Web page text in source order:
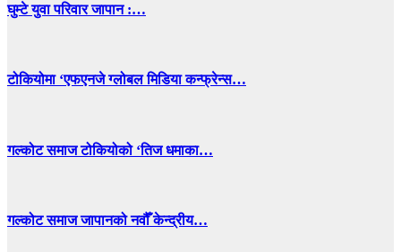
घुम्टे युवा परिवार जापान :…
टोकियोमा ‘एफएनजे ग्लोबल मिडिया कन्फ्रेन्स…
गल्कोट समाज टोकियोको ‘तिज धमाका…
गल्कोट समाज जापानको नवौँ केन्द्रीय…